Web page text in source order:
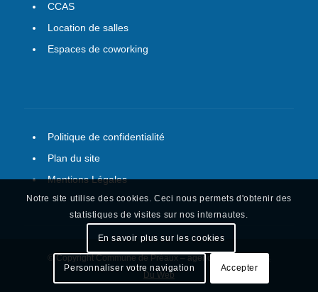
CCAS
Location de salles
Espaces de coworking
Politique de confidentialité
Plan du site
Mentions Légales
© Copyright Commune de Préaux – agence web :
Le Plus
Du Web
Notre site utilise des cookies. Ceci nous permets d'obtenir des
statistiques de visites sur nos internautes.
En savoir plus sur les cookies
Personnaliser votre navigation Accepter